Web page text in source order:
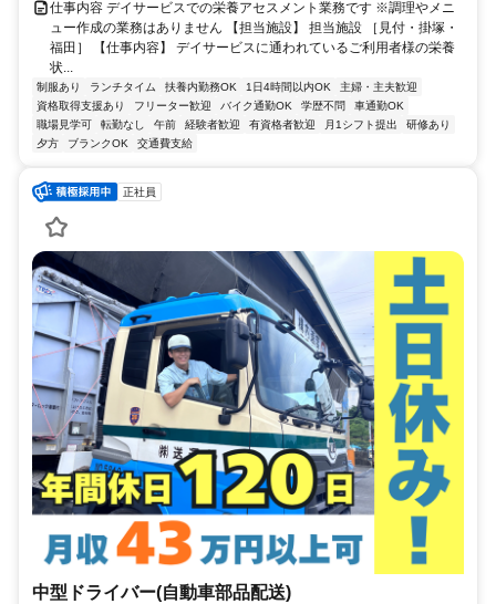
仕事内容 デイサービスでの栄養アセスメント業務です ※調理やメニ
ュー作成の業務はありません 【担当施設】 担当施設 ［見付・掛塚・
福田］ 【仕事内容】 デイサービスに通われているご利用者様の栄養
状...
制服あり ランチタイム 扶養内勤務OK 1日4時間以内OK
主婦・主夫歓迎
資格取得支援あり
フリーター歓迎 バイク通勤OK 学歴不問
車通勤OK
職場見学可
転勤なし 午前 経験者歓迎 有資格者歓迎 月1シフト提出
研修あり
夕方
ブランクOK 交通費支給
正社員
中型ドライバー(自動車部品配送)